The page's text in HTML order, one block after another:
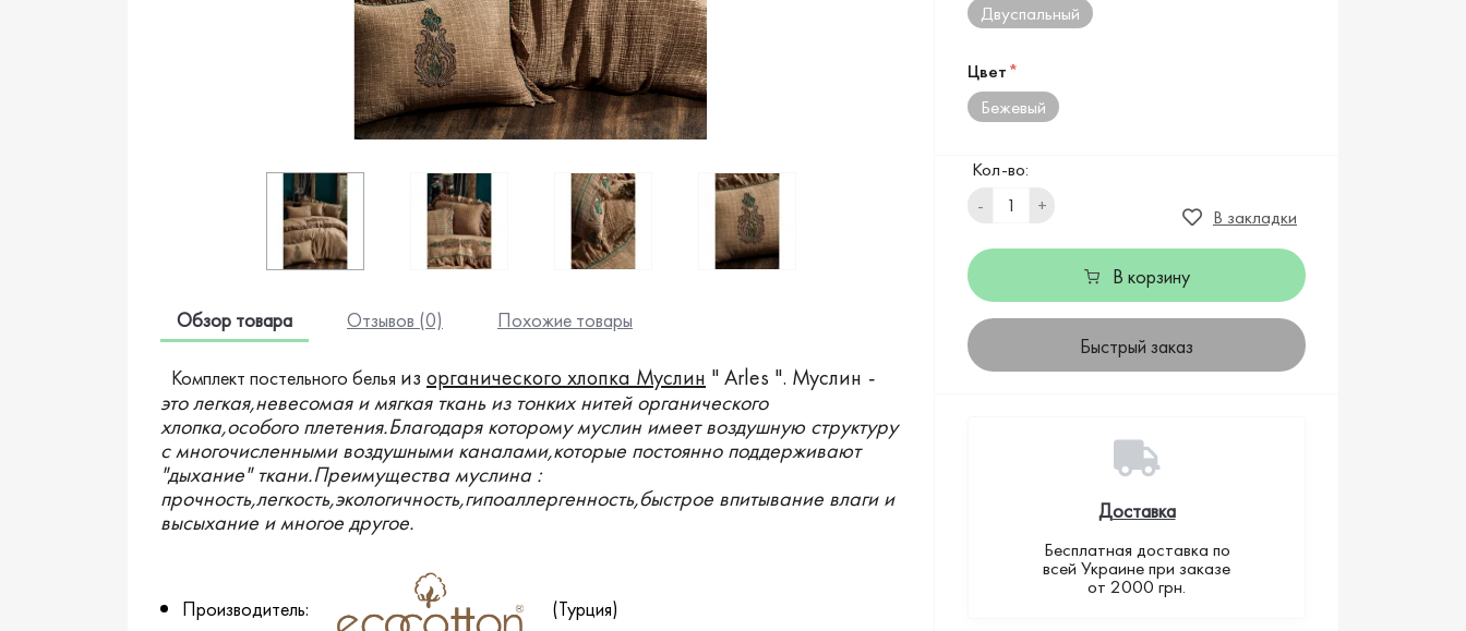
Обзор товара Отзывов (0) Похожие товары
Комплект постельного белья из органического хлопка Муслин " Arles ". Муслин -
это легкая,невесомая и мягкая ткань из тонких нитей органического
хлопка,особого плетения.Благодаря которому муслин имеет воздушную структуру
с многочисленными воздушными каналами,которые постоянно поддерживают
"дыхание" ткани.Преимущества муслина :
прочность,легкость,экологичность,гипоаллергенность,быстрое впитывание влаги и
высыхание и многое другое.
Производитель: (Турция)
Двуспальный
Цвет*
Бежевый
Кол-во:
-
+
В закладки
В корзину
Быстрый заказ
Доставка
Бесплатная доставка по
всей Украине при заказе
от 2000 грн.